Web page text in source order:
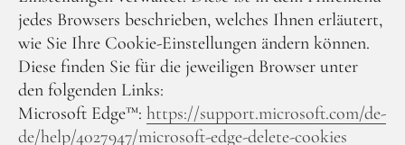
jedes Browsers beschrieben, welches Ihnen erläutert,
wie Sie Ihre Cookie-Einstellungen ändern können.
Diese finden Sie für die jeweiligen Browser unter
den folgenden Links:
Microsoft Edge™: https://support.microsoft.com/de-
de/help/4027947/microsoft-edge-delete-cookies